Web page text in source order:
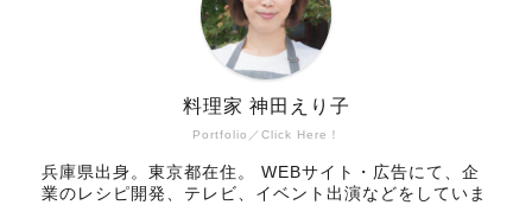
Portfolio／Click Here！
料理家 神田えり子
兵庫県出身。東京都在住。 WEBサイト・広告にて、企
業のレシピ開発、テレビ、イベント出演などをしていま